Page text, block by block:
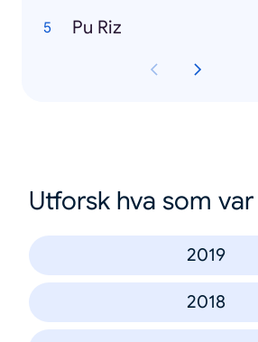
Pu Riz
Utforsk hva som
2019
2018